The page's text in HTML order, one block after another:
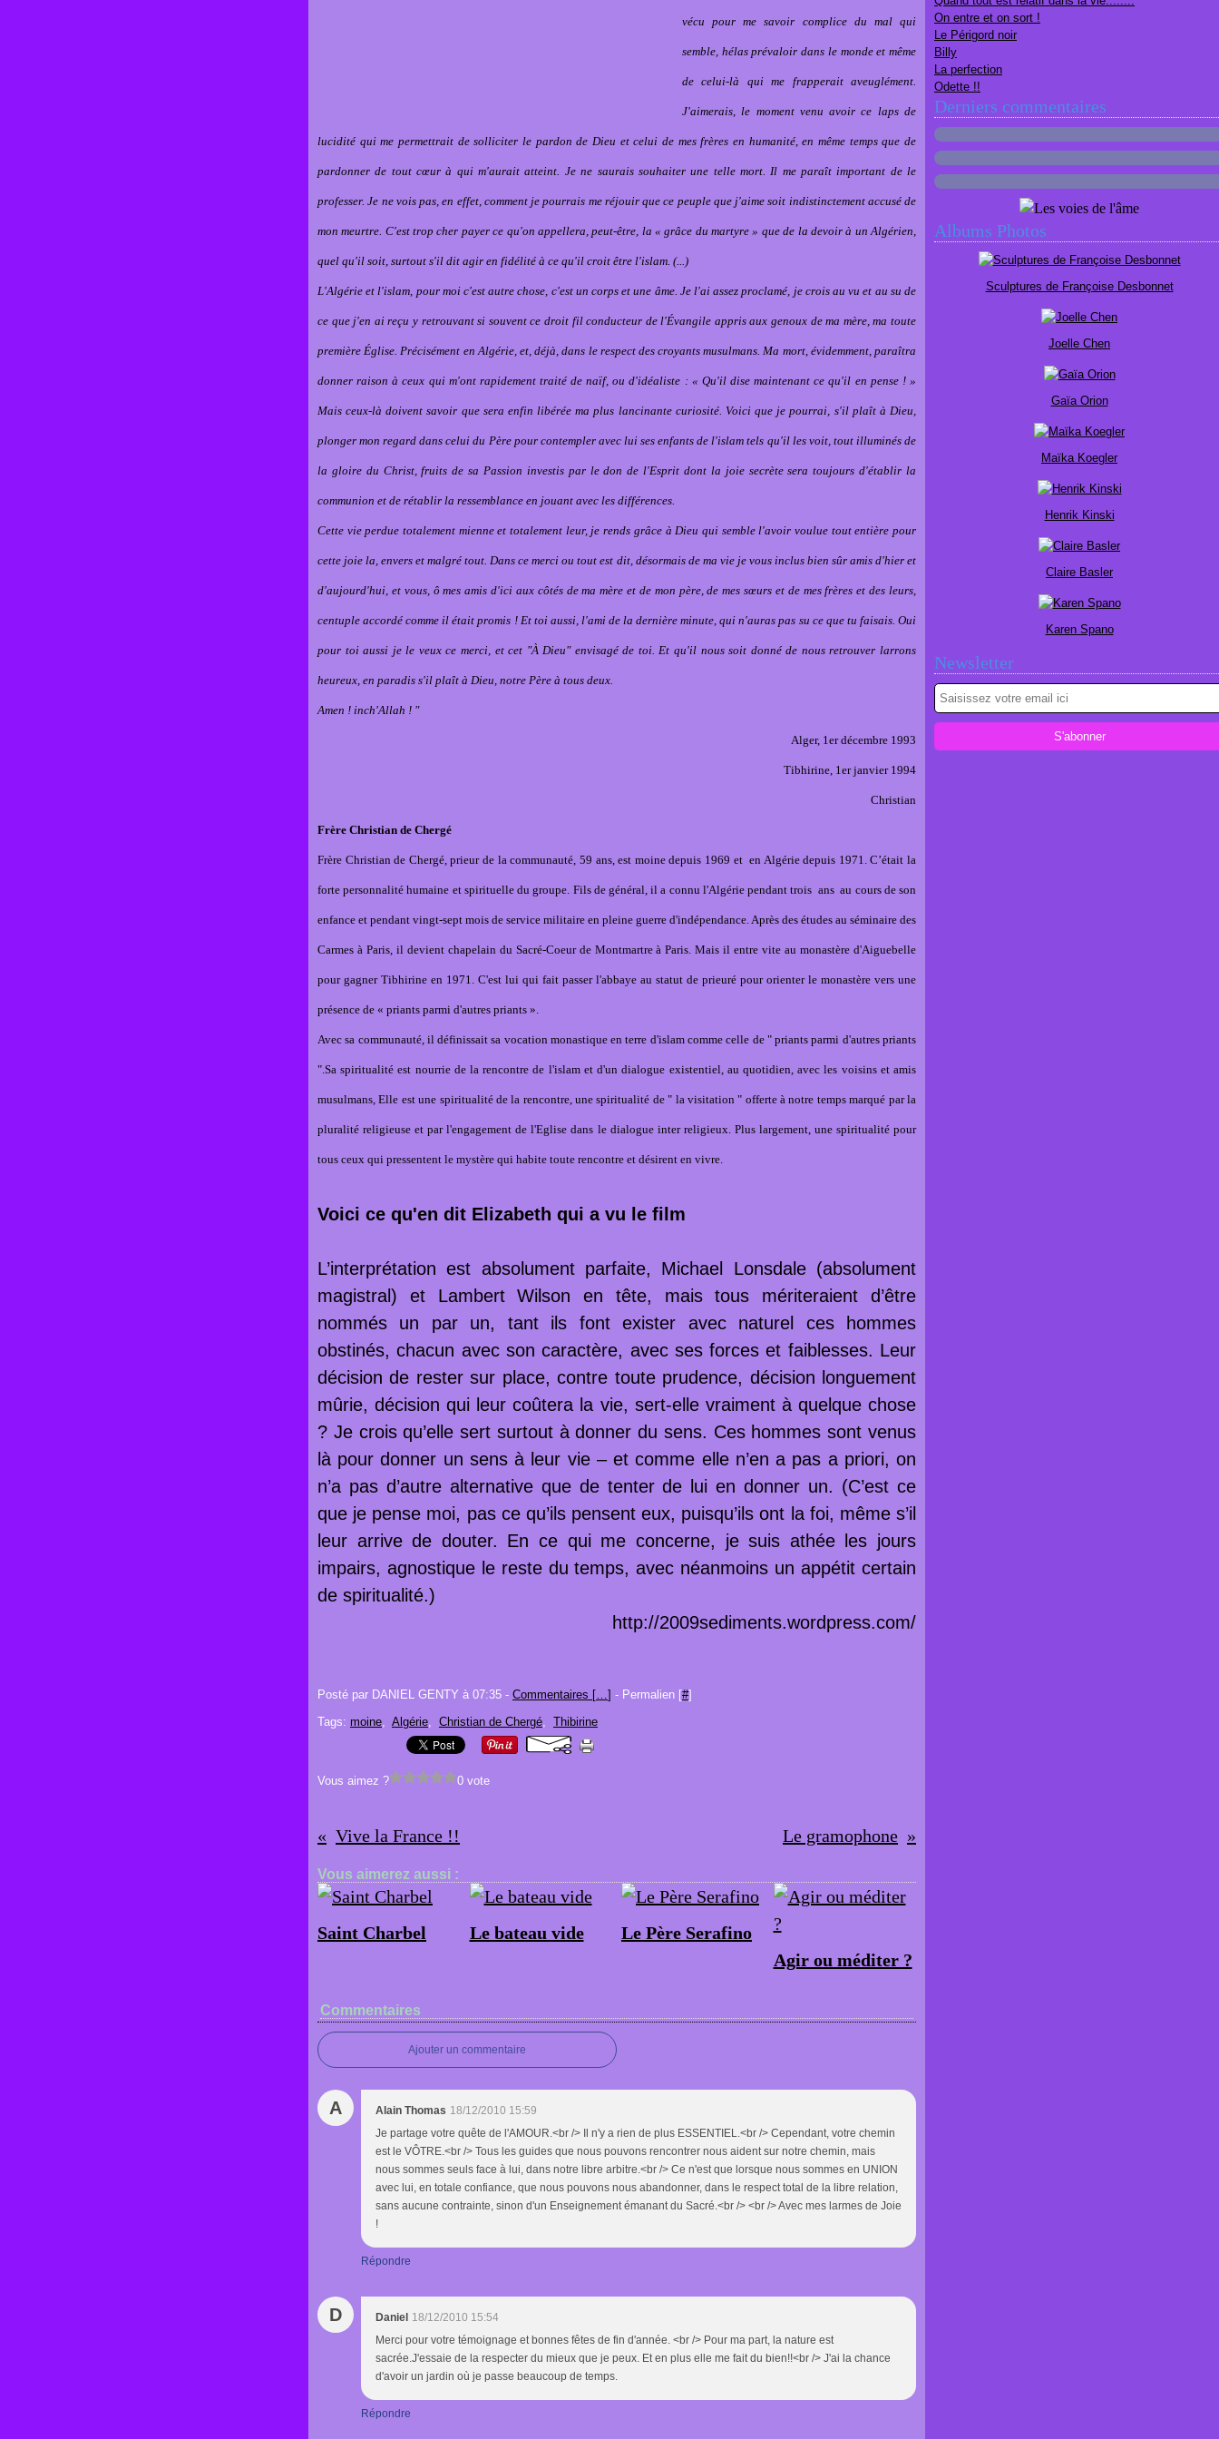
vécu pour me savoir complice du mal qui
semble, hélas prévaloir dans le monde et même
de celui-là qui me frapperait aveuglément.
J'aimerais, le moment venu avoir ce laps de
lucidité qui me permettrait de solliciter le pardon de Dieu et celui de mes frères en humanité, en même temps que de
pardonner de tout cœur à qui m'aurait atteint. Je ne saurais souhaiter une telle mort. Il me paraît important de le
professer. Je ne vois pas, en effet, comment je pourrais me réjouir que ce peuple que j'aime soit indistinctement accusé de
mon meurtre. C'est trop cher payer ce qu'on appellera, peut-être, la « grâce du martyre » que de la devoir à un Algérien,
quel qu'il soit, surtout s'il dit agir en fidélité à ce qu'il croit être l'islam. (...)
L'Algérie et l'islam, pour moi c'est autre chose, c'est un corps et une âme. Je l'ai assez proclamé, je crois au vu et au su de
ce que j'en ai reçu y retrouvant si souvent ce droit fil conducteur de l'Évangile appris aux genoux de ma mère, ma toute
première Église. Précisément en Algérie, et, déjà, dans le respect des croyants musulmans. Ma mort, évidemment, paraîtra
donner raison à ceux qui m'ont rapidement traité de naïf, ou d'idéaliste : « Qu'il dise maintenant ce qu'il en pense ! »
Mais ceux-là doivent savoir que sera enfin libérée ma plus lancinante curiosité. Voici que je pourrai, s'il plaît à Dieu,
plonger mon regard dans celui du Père pour contempler avec lui ses enfants de l'islam tels qu'il les voit, tout illuminés de
la gloire du Christ, fruits de sa Passion investis par le don de l'Esprit dont la joie secrète sera toujours d'établir la
communion et de rétablir la ressemblance en jouant avec les différences.
Cette vie perdue totalement mienne et totalement leur, je rends grâce à Dieu qui semble l'avoir voulue tout entière pour
cette joie la, envers et malgré tout. Dans ce merci ou tout est dit, désormais de ma vie je vous inclus bien sûr amis d'hier et
d'aujourd'hui, et vous, ô mes amis d'ici aux côtés de ma mère et de mon père, de mes sœurs et de mes frères et des leurs,
centuple accordé comme il était promis ! Et toi aussi, l'ami de la dernière minute, qui n'auras pas su ce que tu faisais. Oui
pour toi aussi je le veux ce merci, et cet "À Dieu" envisagé de toi. Et qu'il nous soit donné de nous retrouver larrons
heureux, en paradis s'il plaît à Dieu, notre Père à tous deux.
Amen ! inch'Allah ! "
Alger, 1er décembre 1993
Tibhirine, 1er janvier 1994
Christian
Frère Christian de Chergé
Frère Christian de Chergé, prieur de la communauté, 59 ans, est moine depuis 1969 et en Algérie depuis 1971. C’était la
forte personnalité humaine et spirituelle du groupe. Fils de général, il a connu l'Algérie pendant trois ans au cours de son
enfance et pendant vingt-sept mois de service militaire en pleine guerre d'indépendance. Après des études au séminaire des
Carmes à Paris, il devient chapelain du Sacré-Coeur de Montmartre à Paris. Mais il entre vite au monastère d'Aiguebelle
pour gagner Tibhirine en 1971. C'est lui qui fait passer l'abbaye au statut de prieuré pour orienter le monastère vers une
présence de « priants parmi d'autres priants ».
Avec sa communauté, il définissait sa vocation monastique en terre d'islam comme celle de " priants parmi d'autres priants
".Sa spiritualité est nourrie de la rencontre de l'islam et d'un dialogue existentiel, au quotidien, avec les voisins et amis
musulmans, Elle est une spiritualité de la rencontre, une spiritualité de " la visitation " offerte à notre temps marqué par la
pluralité religieuse et par l'engagement de l'Eglise dans le dialogue inter religieux. Plus largement, une spiritualité pour
tous ceux qui pressentent le mystère qui habite toute rencontre et désirent en vivre.
Voici ce qu'en dit Elizabeth qui a vu le film
L’interprétation est absolument parfaite, Michael Lonsdale (absolument
magistral) et Lambert Wilson en tête, mais tous mériteraient d’être
nommés un par un, tant ils font exister avec naturel ces hommes
obstinés, chacun avec son caractère, avec ses forces et faiblesses. Leur
décision de rester sur place, contre toute prudence, décision longuement
mûrie, décision qui leur coûtera la vie, sert-elle vraiment à quelque chose
? Je crois qu’elle sert surtout à donner du sens. Ces hommes sont venus
là pour donner un sens à leur vie – et comme elle n’en a pas a priori, on
n’a pas d’autre alternative que de tenter de lui en donner un. (C’est ce
que je pense moi, pas ce qu’ils pensent eux, puisqu’ils ont la foi, même s’il
leur arrive de douter. En ce qui me concerne, je suis athée les jours
impairs, agnostique le reste du temps, avec néanmoins un appétit certain
de spiritualité.)
http://2009sediments.wordpress.com/
Posté par DANIEL GENTY à 07:35 - Commentaires […] - Permalien [#]
Tags: moine, Algérie, Christian de Chergé, Thibirine
Vous aimez ? 0 vote
Vive la France !! Le gramophone
Vous aimerez aussi :
Saint Charbel Le bateau vide
Le Père Serafino
Agir ou méditer ?
Commentaires
Ajouter un commentaire
A Alain Thomas 18/12/2010 15:59
Je partage votre quête de l'AMOUR.<br /> Il n'y a rien de plus ESSENTIEL.<br /> Cependant, votre chemin
est le VÔTRE.<br /> Tous les guides que nous pouvons rencontrer nous aident sur notre chemin, mais
nous sommes seuls face à lui, dans notre libre arbitre.<br /> Ce n'est que lorsque nous sommes en UNION
avec lui, en totale confiance, que nous pouvons nous abandonner, dans le respect total de la libre relation,
sans aucune contrainte, sinon d'un Enseignement émanant du Sacré.<br /> <br /> Avec mes larmes de Joie
!
Répondre
D Daniel 18/12/2010 15:54
Merci pour votre témoignage et bonnes fêtes de fin d'année. <br /> Pour ma part, la nature est
sacrée.J'essaie de la respecter du mieux que je peux. Et en plus elle me fait du bien!!<br /> J'ai la chance
d'avoir un jardin où je passe beaucoup de temps.
Répondre
On entre et on sort !
Le Périgord noir
Billy
La perfection
Odette !!
Derniers commentaires
Albums Photos
Sculptures de Françoise Desbonnet
Joelle Chen
Gaïa Orion
Maïka Koegler
Henrik Kinski
Claire Basler
Karen Spano
Newsletter